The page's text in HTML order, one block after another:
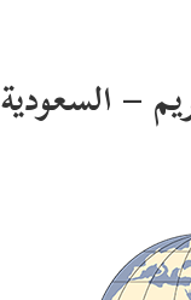
– السعودية